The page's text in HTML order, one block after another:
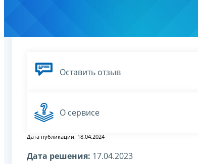
Оставить отзыв
О сервисе
Дата публикации: 18.04.2024
Дата решения: 17.04.2023